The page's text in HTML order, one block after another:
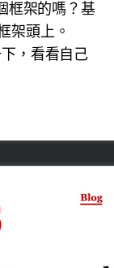
框架的嗎？基
架頭上。
，看看自己